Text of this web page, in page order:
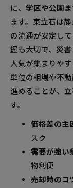
に、 学区や公園
ます。東立石は静
の流通が安定し
握も大切で、 災
人気が集まりや
単位の相場や不
進めることが、
す。
価格差の主
スク
需要が強い
物利便
売却時のコ